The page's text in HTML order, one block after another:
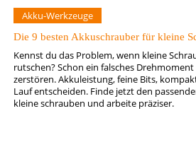
Akku-Werkzeuge
Die 9 besten Akkuschrauber für kleine
Kennst du das Problem, wenn kleine
rutschen? Schon ein falsches
zerstören. Akkuleistung, feine Bits,
Lauf entscheiden. Finde jetzt den
kleine schrauben und arbeite präziser.